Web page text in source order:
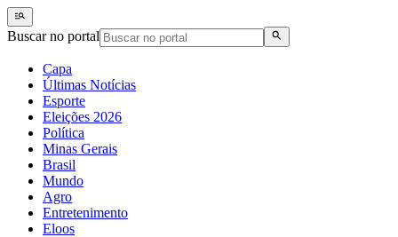
Buscar no portal
Capa
Últimas Notícias
Esporte
Eleições 2026
Política
Minas Gerais
Brasil
Mundo
Agro
Entretenimento
Eloos